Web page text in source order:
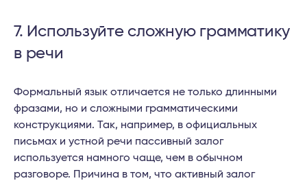
7. Используйте сложную грамматику
в речи
Формальный язык отличается не только длинными
фразами, но и сложными грамматическими
конструкциями. Так, например, в официальных
письмах и устной речи пассивный залог
используется намного чаще, чем в обычном
разговоре. Причина в том, что активный залог